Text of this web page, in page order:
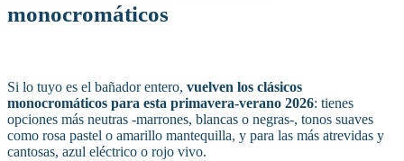
monocromáticos
Si lo tuyo es el bañador entero, vuelven los clásicos
monocromáticos para esta primavera-verano 2026: tienes
opciones más neutras -marrones, blancas o negras-, tonos suaves
como rosa pastel o amarillo mantequilla, y para las más atrevidas y
cantosas, azul eléctrico o rojo vivo.